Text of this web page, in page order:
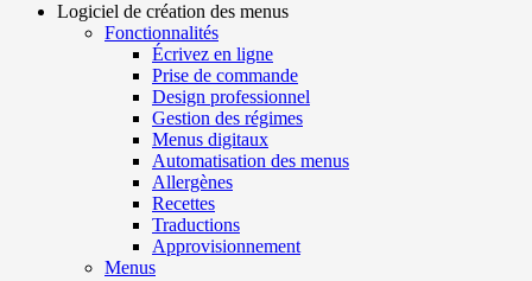
navigation
Logiciel de création des menus
Fonctionnalités
Écrivez en ligne
Prise de commande
Design professionnel
Gestion des régimes
Menus digitaux
Automatisation des menus
Allergènes
Recettes
Traductions
Approvisionnement
Menus